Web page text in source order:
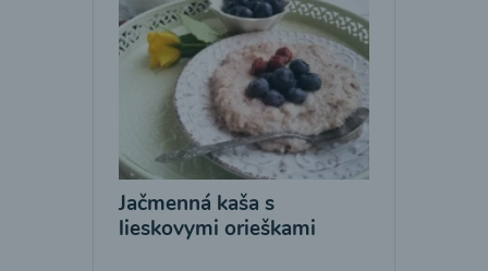
Jačmenná kaša s
lieskovymi orieškami